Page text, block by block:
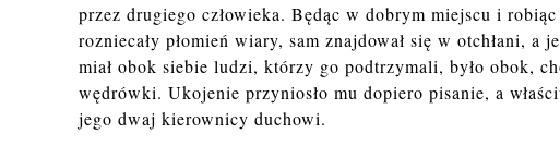
przez drugiego człowieka. Będąc w dobrym miejscu i
rozniecały płomień wiary, sam znajdował się w otchłani, a
miał obok siebie ludzi, którzy go podtrzymali, było obok,
wędrówki. Ukojenie przyniosło mu dopiero pisanie, a
jego dwaj kierownicy duchowi.